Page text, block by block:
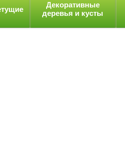
Декоративные
деревья и кусты